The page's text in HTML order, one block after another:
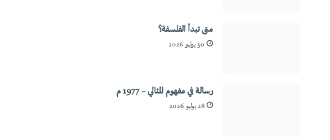
متى تبدأ الفلسفة؟
30 يوليو 2026
رسالة في مفهوم المثالي – 1977 م
28 يوليو 2026